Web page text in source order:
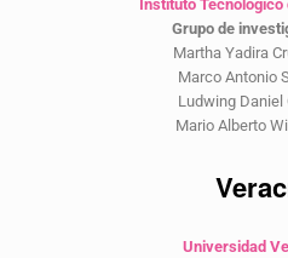
Instituto Tecnológico
Grupo de
Martha Yadira
Marco Antonio
Ludwing Daniel
Mario Alberto
Universidad